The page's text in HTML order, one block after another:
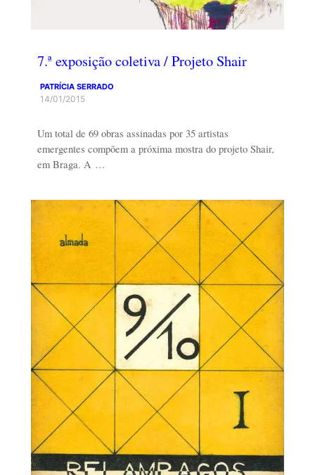
7.ª exposição coletiva / Projeto Shair
PATRÍCIA SERRADO
14/01/2015
Um total de 69 obras assinadas por 35 artistas
emergentes compõem a próxima mostra do projeto Shair,
em Braga. A …